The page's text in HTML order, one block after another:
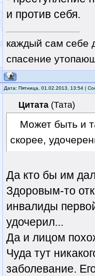
и против себя.
каждый сам себе
спасение
Дата: Пятница, 01.02.2013, 13:54 |
Цитата (Тата)
Может быть и
скорее,
Да кто бы им
Здоровым-то
инвалиды
удочерил...
Да и лицом
Чуда тут
заболевание.